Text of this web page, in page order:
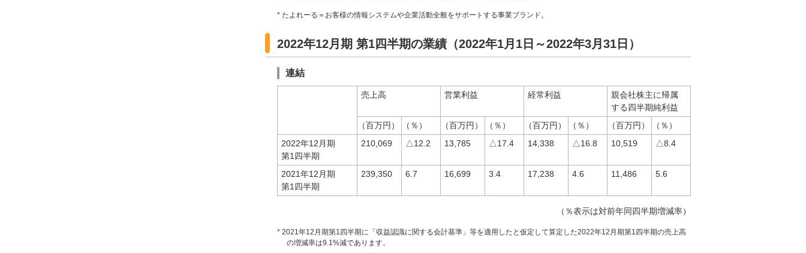
* たよれーる＝お客様の情報システムや企業活動全般をサポートする事業ブランド。
2022年12月期 第1四半期の業績（2022年1月1日～2022年3月31日）
連結
売上高 営業利益 経常利益
親会社株主に帰属
する四半期純利益
（百万円）
（％） （百万円） （％） （百万円） （％） （百万円）
（％）
2022年12月期
第1四半期
210,069 △12.2 13,785 △17.4 14,338 △16.8 10,519 △8.4
2021年12月期
第1四半期
239,350 6.7 16,699 3.4 17,238 4.6 11,486 5.6
（％表示は対前年同四半期増減率）
* 2021年12月期第1四半期に「収益認識に関する会計基準」等を適用したと仮定して算定した2022年12月期第1四半期の売上高
の増減率は9.1%減であります。